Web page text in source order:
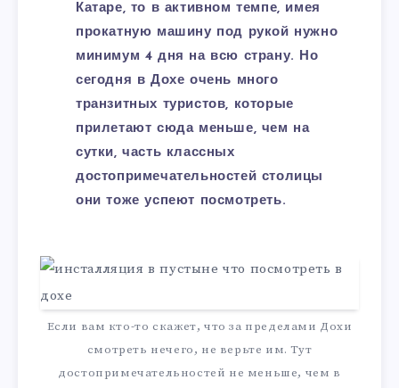
Катаре, то в активном темпе, имея
прокатную машину под рукой нужно
минимум 4 дня на всю страну. Но
сегодня в Дохе очень много
транзитных туристов, которые
прилетают сюда меньше, чем на
сутки, часть классных
достопримечательностей столицы
они тоже успеют посмотреть.
Если вам кто-то скажет, что за пределами Дохи
смотреть нечего, не верьте им. Тут
достопримечательностей не меньше, чем в